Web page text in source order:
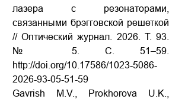
лазера с резонаторами,
связанными брэгговской решеткой
// Оптический журнал. 2026. Т. 93.
№ 5. С. 51–59.
http://doi.org/10.17586/1023-5086-
2026-93-05-51-59
Gavrish M.V., Prokhorova U.K.,